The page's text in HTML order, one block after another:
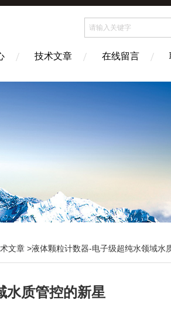
技术文章 在线留言
文章 >液体颗粒计数器-电子级超纯水领域水
水质管控的新星